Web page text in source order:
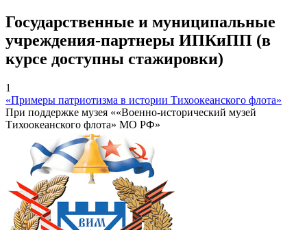
Государственные и муниципальные
учреждения-партнеры ИПКиПП (в
курсе доступны стажировки)
1
«Примеры патриотизма в истории Тихоокеанского флота»
При поддержке музея ««Военно-исторический музей
Тихоокеанского флота» МО РФ»